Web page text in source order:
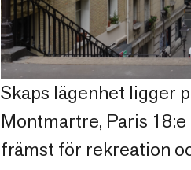
Skaps lägenhet ligger
Montmartre, Paris
främst för rekreation